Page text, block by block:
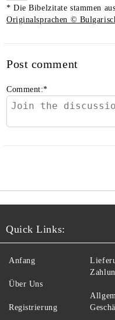
* Die Bibelzitate stammen
Originalsprachen ©
Post comment
Comment:*
Quick Links:
Anfang
Über Uns
Registrierung